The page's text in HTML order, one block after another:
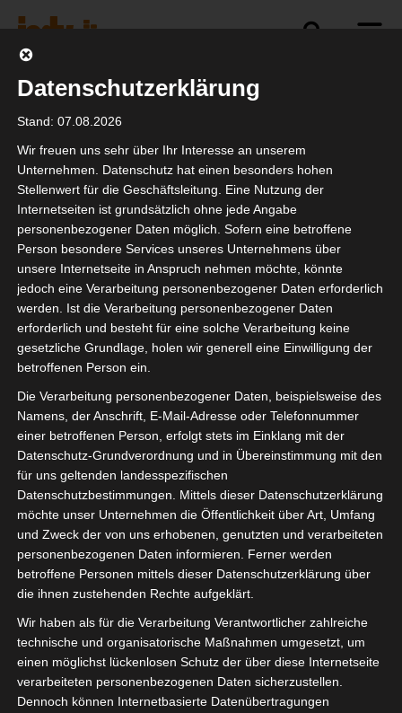
Selbstständigkeit
isdv vor Ort: Forum
trifft ifo-Institut
Datenschutzerklärung
Stand: 07.08.2026
Wir freuen uns sehr über Ihr Interesse an unserem
Unternehmen. Datenschutz hat einen besonders hohen
Stellenwert für die Geschäftsleitung. Eine Nutzung der
Internetseiten ist grundsätzlich ohne jede Angabe
personenbezogener Daten möglich. Sofern eine betroffene
Person besondere Services unseres Unternehmens über
unsere Internetseite in Anspruch nehmen möchte, könnte
jedoch eine Verarbeitung personenbezogener Daten erforderlich
werden. Ist die Verarbeitung personenbezogener Daten
erforderlich und besteht für eine solche Verarbeitung keine
gesetzliche Grundlage, holen wir generell eine Einwilligung der
betroffenen Person ein.
Die Verarbeitung personenbezogener Daten, beispielsweise des
Namens, der Anschrift, E-Mail-Adresse oder Telefonnummer
einer betroffenen Person, erfolgt stets im Einklang mit der
Datenschutz-Grundverordnung und in Übereinstimmung mit den
für uns geltenden landesspezifischen
Datenschutzbestimmungen. Mittels dieser Datenschutzerklärung
möchte unser Unternehmen die Öffentlichkeit über Art, Umfang
und Zweck der von uns erhobenen, genutzten und verarbeiteten
personenbezogenen Daten informieren. Ferner werden
betroffene Personen mittels dieser Datenschutzerklärung über
die ihnen zustehenden Rechte aufgeklärt.
Wir haben als für die Verarbeitung Verantwortlicher zahlreiche
technische und organisatorische Maßnahmen umgesetzt, um
einen möglichst lückenlosen Schutz der über diese Internetseite
verarbeiteten personenbezogenen Daten sicherzustellen.
Dennoch können Internetbasierte Datenübertragungen